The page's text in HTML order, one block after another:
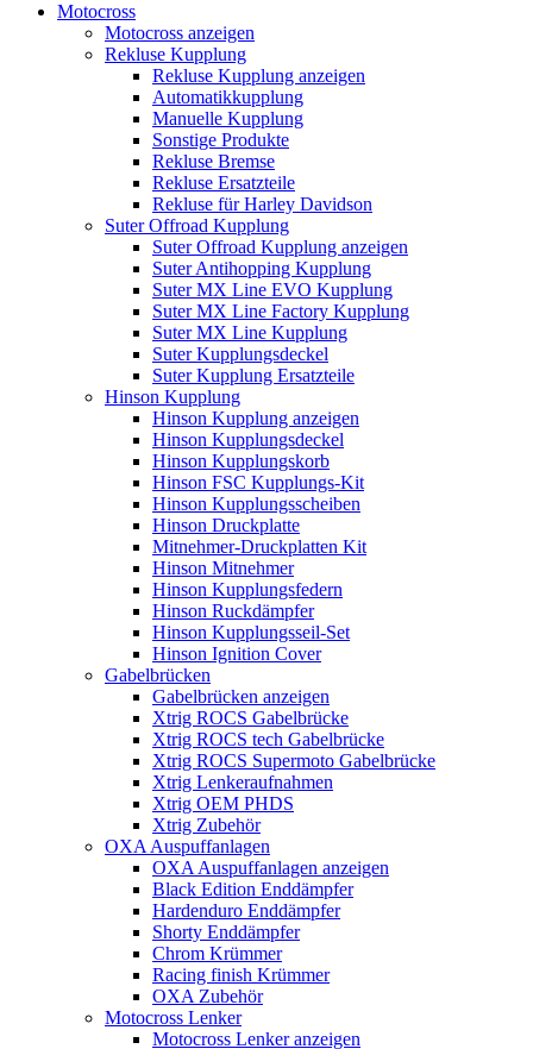
Motocross
Motocross anzeigen
Rekluse Kupplung
Rekluse Kupplung anzeigen
Automatikkupplung
Manuelle Kupplung
Sonstige Produkte
Rekluse Bremse
Rekluse Ersatzteile
Rekluse für Harley Davidson
Suter Offroad Kupplung
Suter Offroad Kupplung anzeigen
Suter Antihopping Kupplung
Suter MX Line EVO Kupplung
Suter MX Line Factory Kupplung
Suter MX Line Kupplung
Suter Kupplungsdeckel
Suter Kupplung Ersatzteile
Hinson Kupplung
Hinson Kupplung anzeigen
Hinson Kupplungsdeckel
Hinson Kupplungskorb
Hinson FSC Kupplungs-Kit
Hinson Kupplungsscheiben
Hinson Druckplatte
Mitnehmer-Druckplatten Kit
Hinson Mitnehmer
Hinson Kupplungsfedern
Hinson Ruckdämpfer
Hinson Kupplungsseil-Set
Hinson Ignition Cover
Gabelbrücken
Gabelbrücken anzeigen
Xtrig ROCS Gabelbrücke
Xtrig ROCS tech Gabelbrücke
Xtrig ROCS Supermoto Gabelbrücke
Xtrig Lenkeraufnahmen
Xtrig OEM PHDS
Xtrig Zubehör
OXA Auspuffanlagen
OXA Auspuffanlagen anzeigen
Black Edition Enddämpfer
Hardenduro Enddämpfer
Shorty Enddämpfer
Chrom Krümmer
Racing finish Krümmer
OXA Zubehör
Motocross Lenker
Motocross Lenker anzeigen